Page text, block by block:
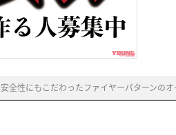
安全性にもこだわったファイヤーパターンの